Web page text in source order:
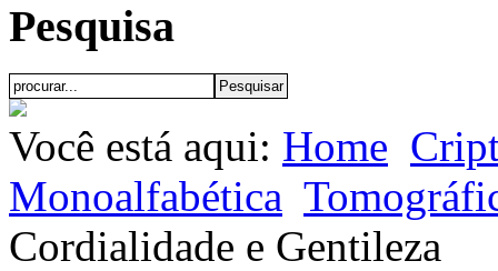
Pesquisa
Você está aqui: Home
Monoalfabética
Cordialidade e Gentileza